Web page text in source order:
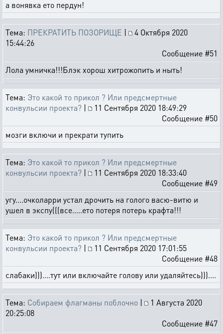
а вонявка ето пердун!
Тема: ПРЕКРАТИТЬ ПОЗОРИЩЕ |
4 Октября 2020
15:44:26
Сообщение #51
Лола умничка!!!Блэк хорош хитрожопить и ныть!
Тема: Это какой то прикол ? Или предсмертные
конвульсии проекта? |
11 Сентября 2020 18:49:29
Сообщение #50
мозги включи и прекрати тупить
Тема: Это какой то прикол ? Или предсмертные
конвульсии проекта? |
11 Сентября 2020 18:33:40
Сообщение #49
угу....очколарри устал дрочить на голого васю-витю и
ушел в экспу(((все.....ето потеря потерь крафта!!!
Тема: Это какой то прикол ? Или предсмертные
конвульсии проекта? |
11 Сентября 2020 17:01:55
Сообщение #48
слабаки)))....тут или включайте голову или удаляйтесь)))....
Тема: Собираем флагманы поблочно |
1 Августа 2020
20:25:08
Сообщение #47